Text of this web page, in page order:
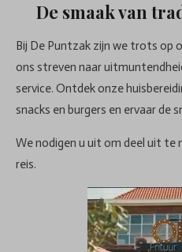
De smaak van
Bij De Puntzak zijn we trots op
ons streven naar
service. Ontdek onze
snacks en burgers en ervaar de
We nodigen u uit om deel uit te
reis.